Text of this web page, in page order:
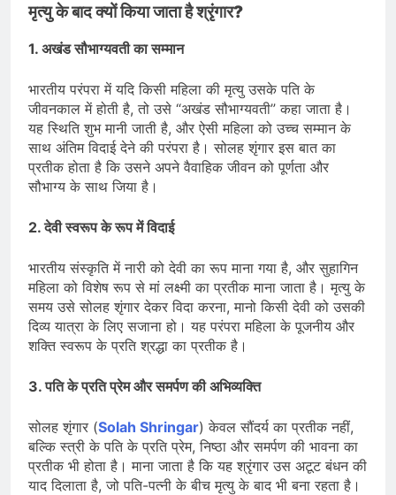
मृत्यु के बाद क्यों किया जाता है श्रृंगार?
1. अखंड सौभाग्यवती का सम्मान
भारतीय परंपरा में यदि किसी महिला की मृत्यु उसके पति के
जीवनकाल में होती है, तो उसे “अखंड सौभाग्यवती” कहा जाता है।
यह स्थिति शुभ मानी जाती है, और ऐसी महिला को उच्च सम्मान के
साथ अंतिम विदाई देने की परंपरा है। सोलह शृंगार इस बात का
प्रतीक होता है कि उसने अपने वैवाहिक जीवन को पूर्णता और
सौभाग्य के साथ जिया है।
2. देवी स्वरूप के रूप में विदाई
भारतीय संस्कृति में नारी को देवी का रूप माना गया है, और सुहागिन
महिला को विशेष रूप से मां लक्ष्मी का प्रतीक माना जाता है। मृत्यु के
समय उसे सोलह शृंगार देकर विदा करना, मानो किसी देवी को उसकी
दिव्य यात्रा के लिए सजाना हो। यह परंपरा महिला के पूजनीय और
शक्ति स्वरूप के प्रति श्रद्धा का प्रतीक है।
3. पति के प्रति प्रेम और समर्पण की अभिव्यक्ति
सोलह शृंगार (Solah Shringar) केवल सौंदर्य का प्रतीक नहीं,
बल्कि स्त्री के पति के प्रति प्रेम, निष्ठा और समर्पण की भावना का
प्रतीक भी होता है। माना जाता है कि यह श्रृंगार उस अटूट बंधन की
याद दिलाता है, जो पति-पत्नी के बीच मृत्यु के बाद भी बना रहता है।